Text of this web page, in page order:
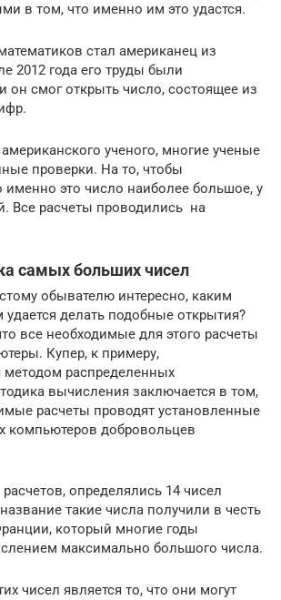
в том, что именно им это удастся.
стал американец из
2012 года его труды были
он смог открыть число, состоящее из
ученого, многие ученые
проверки. На то, чтобы
именно это число наиболее большое, у
Все расчеты проводились на
самых больших чисел
обывателю интересно, каким
делать подобные открытия?
все необходимые для этого расчеты
Купер, к примеру,
методом распределенных
вычисления заключается в том,
расчеты проводят установленные
компьютеров добровольцев
определялись 14 чисел
такие числа получили в честь
который многие годы
максимально большого числа.
чисел является то, что они могут